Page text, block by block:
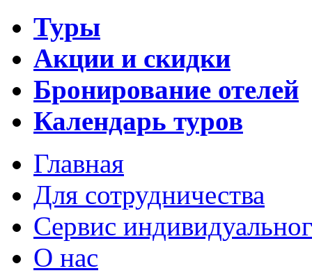
Туры
Акции и скидки
Бронирование отелей
Календарь туров
Главная
Для сотрудничества
Сервис
О нас